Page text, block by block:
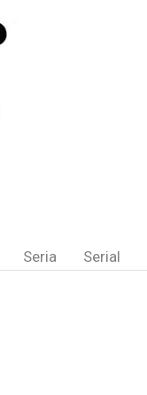
Seria Serial